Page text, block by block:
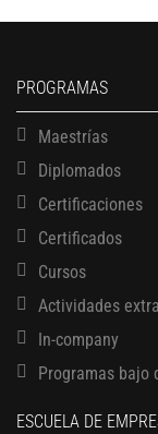
PROGRAMAS
Maestrías
Diplomados
Certificaciones
Certificados
Cursos
Actividades
In-company
Programas bajo
ESCUELA DE